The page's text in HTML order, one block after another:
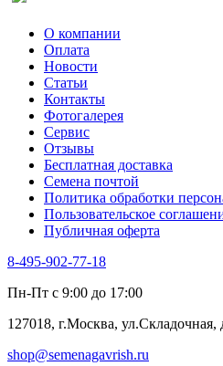
О компании
Оплата
Новости
Статьи
Контакты
Фотогалерея​
Сервис
Отзывы
Бесплатная доставка
Семена почтой
Политика обработки
Пользовательское
Публичная оферта
8-495-902-77-18
Пн-Пт с 9:00 до 17:00
127018, г.Москва, ул.Складочная,
shop@semenagavrish.ru